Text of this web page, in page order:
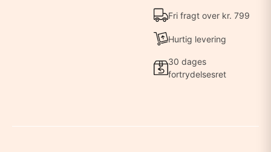
Fri fragt over kr. 799
Hurtig levering
30 dages
fortrydelsesret